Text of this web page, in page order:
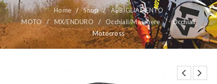
Home / Shop /
ABBIGLIAMENTO
MOTO
/ MX/ENDURO / Occhiali/Maschere /
Occhiali
Motocross